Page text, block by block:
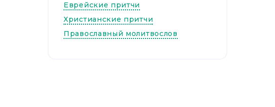
Еврейские притчи
Христианские притчи
Православный молитвослов